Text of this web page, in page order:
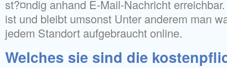
st?¤ndig anhand E-Mail-Nachricht
ist und bleibt umsonst Unter anderem man
jedem Standort aufgebraucht online.
Welches sie sind die